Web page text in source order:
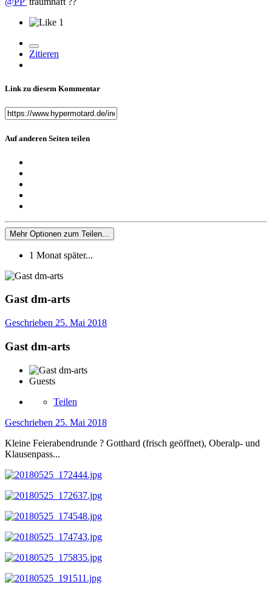
1
Zitieren
Link zu diesem Kommentar
Auf anderen Seiten teilen
Mehr Optionen zum Teilen...
1 Monat später...
Gast dm-arts
Geschrieben 25. Mai 2018
Gast dm-arts
Guests
Teilen
Geschrieben 25. Mai 2018
Kleine Feierabendrunde ? Gotthard (frisch geöffnet), Oberalp- und
Klausenpass...